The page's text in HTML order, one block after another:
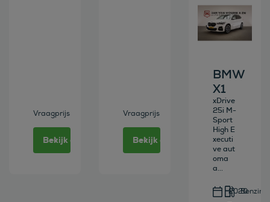
Vraagprijs
Bekijk deze auto
Vraagprijs
Bekijk deze auto
Bekijk deze
BMW
X1
xDrive
25i M-
Sport
High E
xecuti
ve aut
oma
a...
2020Benzine